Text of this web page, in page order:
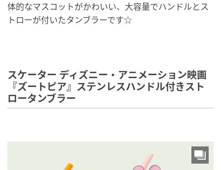
体的なマスコットがかわいい、大容量でハンドルとス
トローが付いたタンブラーです☆
スケーター ディズニー・アニメーション映画
『ズートピア』ステンレスハンドル付きスト
ロータンブラー